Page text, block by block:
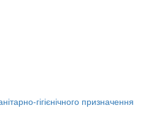
гігієнічного призначення